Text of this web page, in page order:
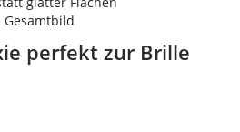
perfekt zur Brille